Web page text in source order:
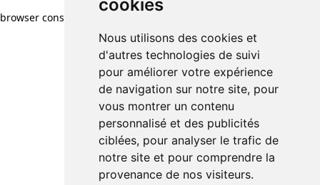
cookies
Nous utilisons des cookies et
d'autres technologies de suivi
pour améliorer votre expérience
de navigation sur notre site, pour
vous montrer un contenu
personnalisé et des publicités
ciblées, pour analyser le trafic de
notre site et pour comprendre la
provenance de nos visiteurs.
browser console for more information)